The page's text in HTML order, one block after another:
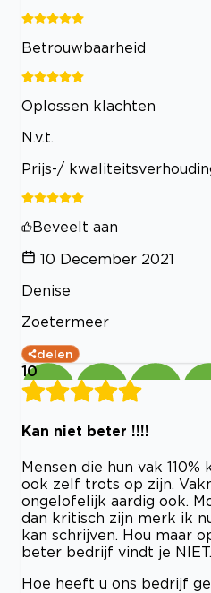
Betrouwbaarheid
Oplossen klachten
N.v.t.
Prijs-/
Beveelt aan
10 December 2021
Denise
Zoetermeer
delen
10
Kan niet beter !!!!
Mensen die hun vak
ook zelf trots op zijn.
ongelofelijk aardig ook.
dan kritisch zijn merk ik
kan schrijven. Hou maar
beter bedrijf vindt je
Hoe heeft u ons bedrijf